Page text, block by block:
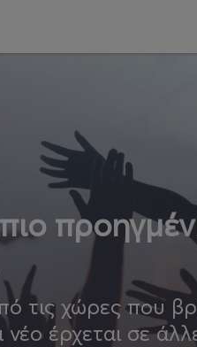
τις χώρες που
νέο έρχεται σε